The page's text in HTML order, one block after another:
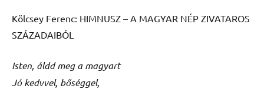
Kölcsey Ferenc: HIMNUSZ – A MAGYAR NÉP ZIVATAROS
SZÁZADAIBÓL
Isten, áldd meg a magyart
Jó kedvvel, bőséggel,